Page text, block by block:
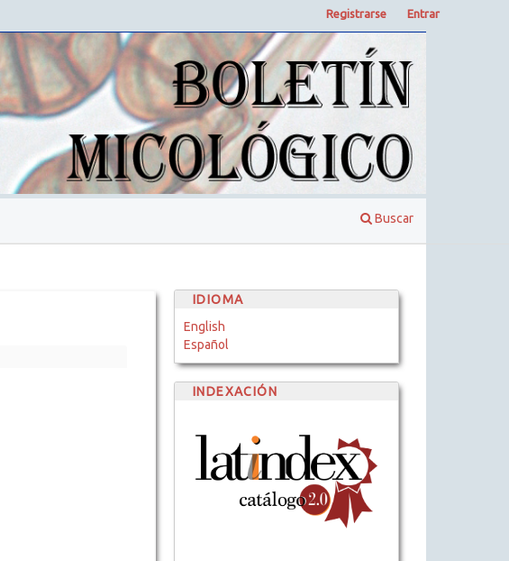
Buscar
Registrarse Entrar
IDIOMA
English
Español
INDEXACIÓN